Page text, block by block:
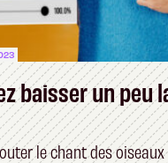
baisser un peu
le chant des oiseaux